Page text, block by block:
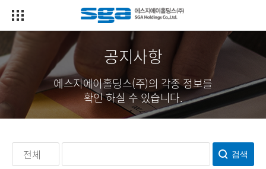
공지사항
에스지에이홀딩스(주)의 각종 정보를
확인 하실 수 있습니다.
전체 검색